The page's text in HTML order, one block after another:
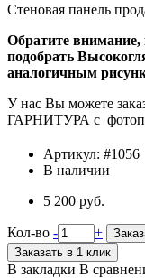
Стеновая панель
Обратите внимание,
подобрать
аналогичным
У нас Вы можете
ГАРНИТУРА с
Артикул: #1056
В наличии
5 200 руб.
Кол-во - +
Заказать в 1 клик
В закладки В